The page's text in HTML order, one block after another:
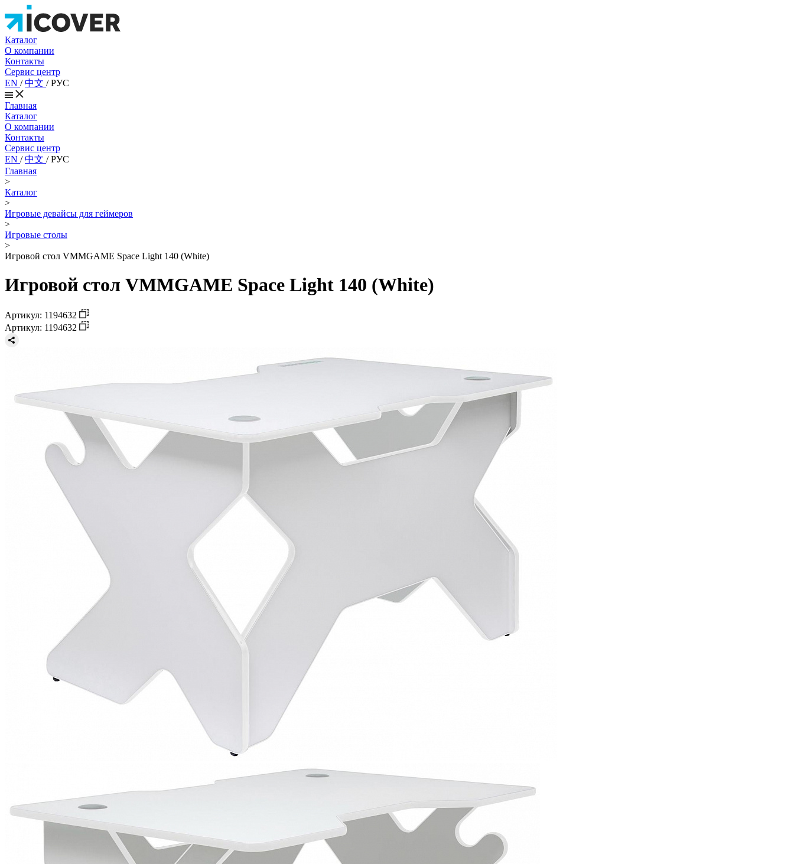
Каталог
О компании
Контакты
Сервис центр
EN /中文 /РУС
Главная
Каталог
О компании
Контакты
Сервис центр
EN /中文 /РУС
Главная
>
Каталог
>
Игровые девайсы для геймеров
>
Игровые столы
>
Игровой стол VMMGAME Space Light 140 (White)
Игровой стол VMMGAME Space Light 140 (White)
Артикул: 1194632
Артикул: 1194632